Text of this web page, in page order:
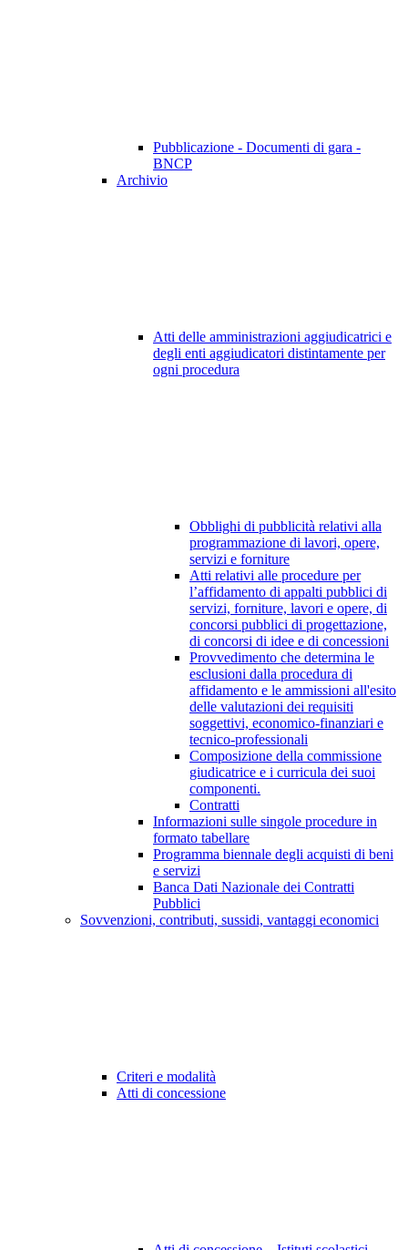
Pubblicazione - Documenti di gara -
BNCP
Archivio
Atti delle amministrazioni aggiudicatrici e
degli enti aggiudicatori distintamente per
ogni procedura
Obblighi di pubblicità relativi alla
programmazione di lavori, opere,
servizi e forniture
Atti relativi alle procedure per
l’affidamento di appalti pubblici di
servizi, forniture, lavori e opere, di
concorsi pubblici di progettazione,
di concorsi di idee e di concessioni
Provvedimento che determina le
esclusioni dalla procedura di
affidamento e le ammissioni all'esito
delle valutazioni dei requisiti
soggettivi, economico-finanziari e
tecnico-professionali
Composizione della commissione
giudicatrice e i curricula dei suoi
componenti.
Contratti
Informazioni sulle singole procedure in
formato tabellare
Programma biennale degli acquisti di beni
e servizi
Banca Dati Nazionale dei Contratti
Pubblici
Sovvenzioni, contributi, sussidi, vantaggi economici
Criteri e modalità
Atti di concessione